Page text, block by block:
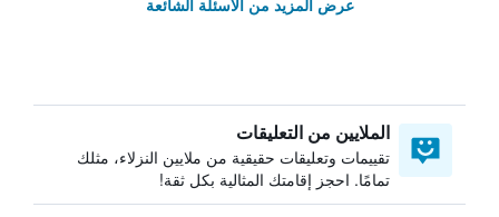
عرض المزيد من الأسئلة الشائعة
الملايين من التعليقات
تقييمات وتعليقات حقيقية من ملايين النزلاء، مثلك
تمامًا. احجز إقامتك المثالية بكل ثقة!